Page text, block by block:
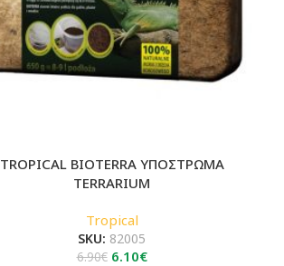
TROPICAL BIOTERRA ΥΠΟΣΤΡΩΜΑ
TERRARIUM
Tropical
SKU: 82005
6.90€ Original
6.10€Η